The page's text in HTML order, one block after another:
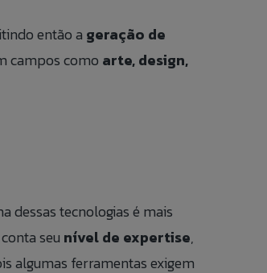
então a geração de
campos como arte, design,
dessas tecnologias é mais
seu nível de expertise,
algumas ferramentas exigem